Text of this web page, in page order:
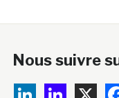
Nous suivre